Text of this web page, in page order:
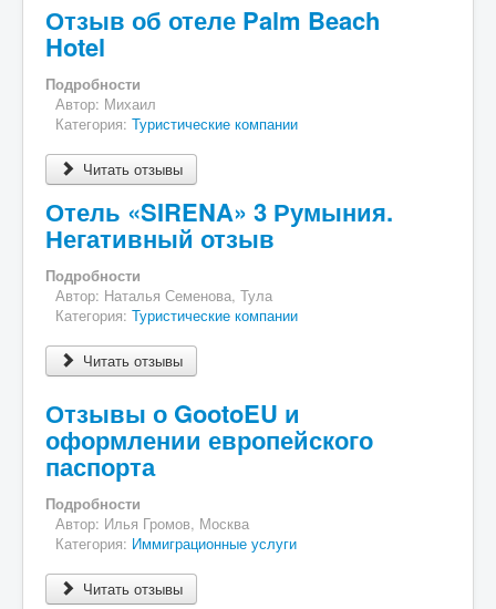
Здоровье и медицина
Дом и быт
Контакты
Отзыв об отеле Palm Beach
Hotel
Подробности
Автор: Михаил
Категория: Туристические компании
Читать отзывы
Отель «SIRENA» 3 Румыния.
Негативный отзыв
Подробности
Автор: Наталья Семенова, Тула
Категория: Туристические компании
Читать отзывы
Отзывы о GootoEU и
оформлении европейского
паспорта
Подробности
Автор: Илья Громов, Москва
Категория: Иммиграционные услуги
Читать отзывы